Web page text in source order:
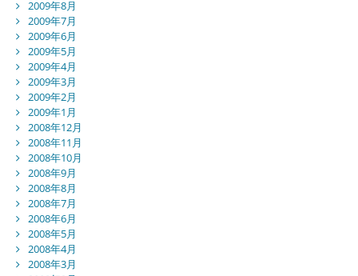
2009年8月
2009年7月
2009年6月
2009年5月
2009年4月
2009年3月
2009年2月
2009年1月
2008年12月
2008年11月
2008年10月
2008年9月
2008年8月
2008年7月
2008年6月
2008年5月
2008年4月
2008年3月